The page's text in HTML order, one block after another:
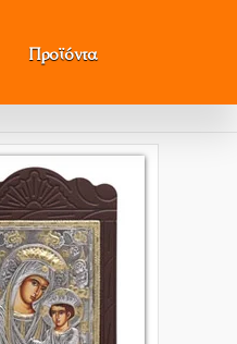
Προϊόντα